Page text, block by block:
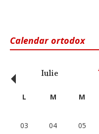
Calendar ortodox
Iulie
‹ L M M
03
04 05